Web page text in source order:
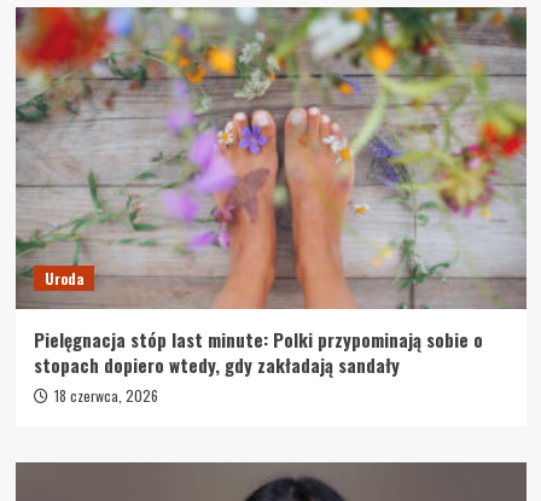
Uroda
Pielęgnacja stóp last minute: Polki przypominają sobie o
stopach dopiero wtedy, gdy zakładają sandały
18 czerwca, 2026